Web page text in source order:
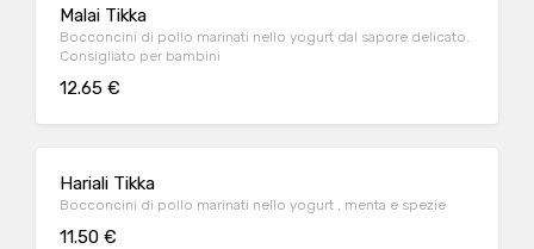
Malai Tikka
Bocconcini di pollo marinati nello yogurt dal sapore delicato.
Consigliato per bambini
12.65 €
Hariali Tikka
Bocconcini di pollo marinati nello yogurt , menta e spezie
11.50 €